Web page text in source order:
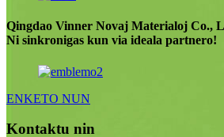
Qingdao Vinner Novaj Materialoj Co.,
Ni sinkronigas kun via ideala partnero!
ENKETO NUN
Kontaktu nin